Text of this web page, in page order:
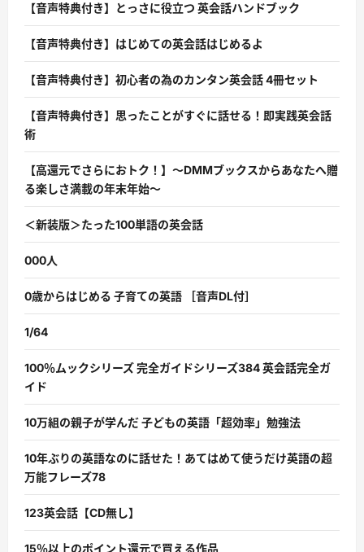
【音声特典付き】とっさに役立つ 英会話ハンドブック
【音声特典付き】はじめての英会話はじめるよ
【音声特典付き】初心者の為のカンタン英会話 4冊セット
【音声特典付き】思ったことがすぐに話せる！即実践英会話
術
【高還元でさらにおトク！】〜DMMブックスからあなたへ贈
る楽しさ満載の年末年始〜
＜新装版＞たった100単語の英会話
000人
0歳からはじめる 子育ての英語 ［音声DL付］
1/64
100％ムックシリーズ 完全ガイドシリーズ384 英会話完全ガ
イド
10万組の親子が学んだ 子どもの英語「超効率」勉強法
10年ぶりの英語なのに話せた！あてはめて使うだけ英語の超
万能フレーズ78
123英会話【CD無し】
15％以上のポイント還元で買える作品